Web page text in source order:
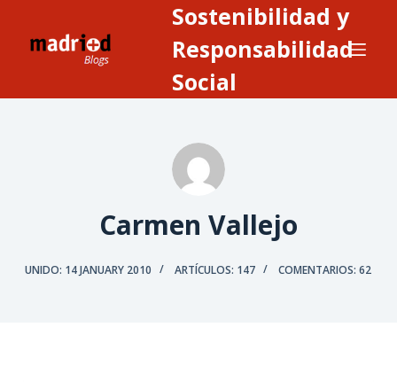
Sostenibilidad y
Responsabilidad
Social
Carmen Vallejo
UNIDO: 14 JANUARY 2010 ARTÍCULOS: 147 COMENTARIOS: 62